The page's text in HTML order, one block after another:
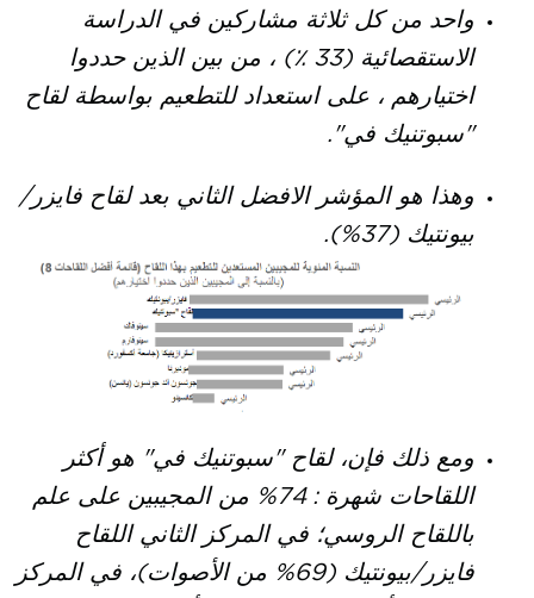
واحد من كل ثلاثة مشاركين في الدراسة
الاستقصائية (33 ٪) ، من بين الذين حددوا
اختيارهم ، على استعداد للتطعيم بواسطة لقاح
"سبوتنيك في".
وهذا هو المؤشر الافضل الثاني بعد لقاح فايزر/
بيونتيك (37%).
ومع ذلك فإن، لقاح "سبوتنيك في" هو أكثر
اللقاحات شهرة :
74% من المجيبين على علم
باللقاح الروسي؛ في المركز الثاني اللقاح
فايزر/بيونتيك (69% من الأصوات)، في المركز